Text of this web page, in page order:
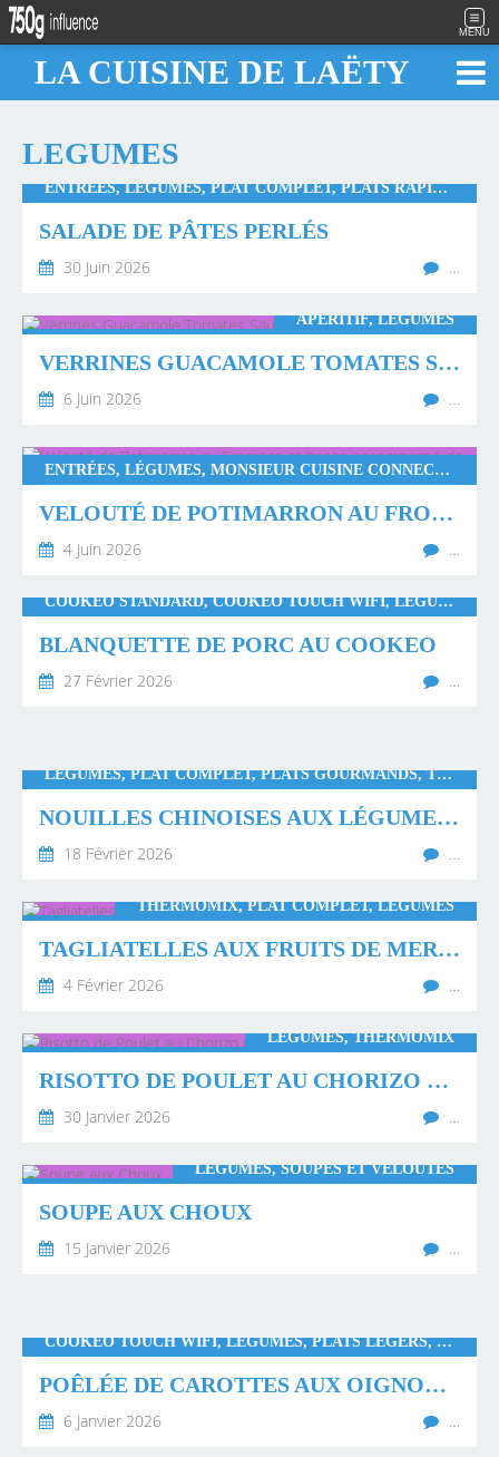
MENU
LA CUISINE DE LAËTY
LEGUMES
ENTRÉES, LÉGUMES, PLAT COMPLET, PLATS RAPIDES, WW
SALADE DE PÂTES PERLÉS
30 Juin 2026 …
APÉRITIF, LÉGUMES
VERRINES GUACAMOLE TOMATES SAUCE TOMATES SÉCHÉES
6 Juin 2026 …
ENTRÉES, LÉGUMES, MONSIEUR CUISINE CONNECT, SOUPES ET VELOUTÉS, THERMOMIX
VELOUTÉ DE POTIMARRON AU FROMAGE ET BACON ACCOMPAGNÉ DE SES CROÛTONS DE PAIN
4 Juin 2026 …
COOKEO STANDARD, COOKEO TOUCH WIFI, LÉGUMES, PLATS GOURMANDS
BLANQUETTE DE PORC AU COOKEO
27 Février 2026 …
LÉGUMES, PLAT COMPLET, PLATS GOURMANDS, THERMOMIX
NOUILLES CHINOISES AUX LÉGUMES ET AU SAUMON
18 Février 2026 …
THERMOMIX, PLAT COMPLET, LÉGUMES
TAGLIATELLES AUX FRUITS DE MER ET POIREAUX AU CURRY
4 Février 2026 …
LÉGUMES, THERMOMIX
RISOTTO DE POULET AU CHORIZO ET AUX LÉGUMES
30 Janvier 2026 …
LÉGUMES, SOUPES ET VELOUTÉS
SOUPE AUX CHOUX
15 Janvier 2026 …
COOKEO TOUCH WIFI, LÉGUMES, PLATS LÉGERS, WW
POÊLÉE DE CAROTTES AUX OIGNONS 🥕🧅
6 Janvier 2026 …